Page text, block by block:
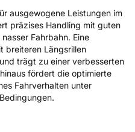
ausgewogene Leistungen im
präzises Handling mit guten
Fahrbahn. Eine
breiteren Längsrillen
trägt zu einer verbesserten
fördert die optimierte
Fahrverhalten unter